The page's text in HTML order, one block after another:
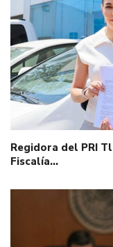
Regidora del PRI
Fiscalía…